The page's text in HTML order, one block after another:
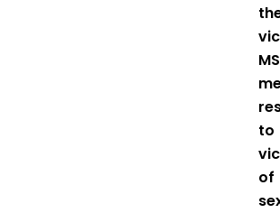
to
of